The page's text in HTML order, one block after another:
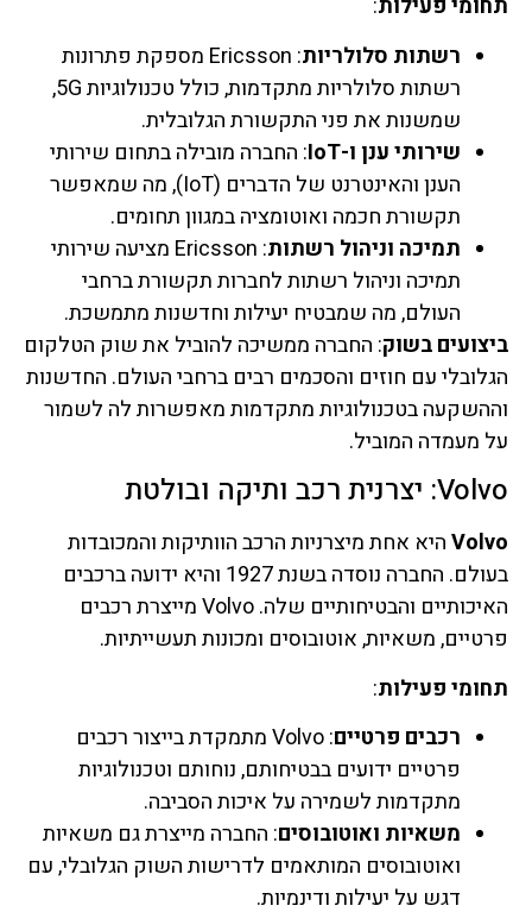
תחומי פעילות:
רשתות סלולריות
: Ericsson מספקת פתרונות
רשתות סלולריות מתקדמות, כולל טכנולוגיות 5G,
שמשנות את פני התקשורת הגלובלית.
שירותי ענן ו-IoT
: החברה מובילה בתחום שירותי
הענן והאינטרנט של הדברים (IoT), מה שמאפשר
תקשורת חכמה ואוטומציה במגוון תחומים.
תמיכה וניהול רשתות
: Ericsson מציעה שירותי
תמיכה וניהול רשתות לחברות תקשורת ברחבי
העולם, מה שמבטיח יעילות וחדשנות מתמשכת.
ביצועים בשוק: החברה ממשיכה להוביל את שוק הטלקום
הגלובלי עם חוזים והסכמים רבים ברחבי העולם. החדשנות
וההשקעה בטכנולוגיות מתקדמות מאפשרות לה לשמור
על מעמדה המוביל.
Volvo: יצרנית רכב ותיקה ובולטת
Volvoהיא אחת מיצרניות הרכב הוותיקות והמכובדות
בעולם. החברה נוסדה בשנת 1927 והיא ידועה ברכבים
האיכותיים והבטיחותיים שלה. Volvo מייצרת רכבים
פרטיים, משאיות, אוטובוסים ומכונות תעשייתיות.
תחומי פעילות:
רכבים פרטיים
: Volvo מתמקדת בייצור רכבים
פרטיים ידועים בבטיחותם, נוחותם וטכנולוגיות
מתקדמות לשמירה על איכות הסביבה.
משאיות ואוטובוסים: החברה מייצרת גם משאיות
ואוטובוסים המותאמים לדרישות השוק הגלובלי, עם
דגש על יעילות ודינמיות.